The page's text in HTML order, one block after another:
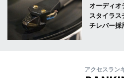
オーディオ
スタイラ
チレバー採
アクセスラン